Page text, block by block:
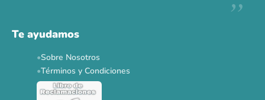
Ver todas las promos 🐾
Te ayudamos
Sobre Nosotros
Términos y Condiciones